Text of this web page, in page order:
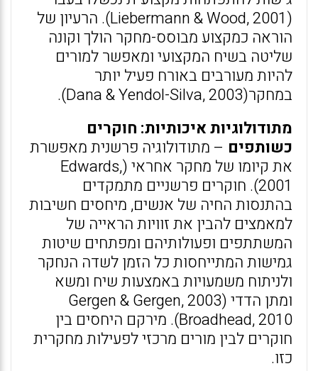
(Liebermann & Wood, 2001). הרעיון של
הוראה כמקצוע מבוסס-מחקר הולך וקונה
שליטה בשיח המקצועי ומאפשר למורים
להיות מעורבים באורח פעיל יותר
במחקר(Dana & Yendol-Silva, 2003).
מתודולוגיות איכותיות: חוקרים
כשותפים – מתודולוגיה פרשנית מאפשרת
את קיומו של מחקר אחראי (Edwards,
2001). חוקרים פרשניים מתמקדים
בהתנסות החיה של אנשים, מיחסים חשיבות
למאמצים להבין את זוויות הראייה של
המשתתפים ופעולותיהם ומפתחים שיטות
גמישות המתייחסות כל הזמן לשדה הנחקר
ולניתוח משמעויות באמצעות שיח ומשא
ומתן הדדי (Gergen & Gergen, 2003
(Broadhead, 2010. מירקם היחסים בין
חוקרים לבין מורים מרכזי לפעילות מחקרית
כזו.